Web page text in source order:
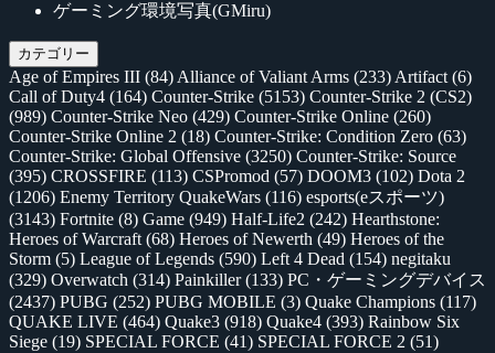
ゲーミング環境写真(GMiru)
カテゴリー
Age of Empires III (84) Alliance of Valiant Arms (233) Artifact (6)
Call of Duty4 (164) Counter-Strike (5153) Counter-Strike 2 (CS2)
(989) Counter-Strike Neo (429) Counter-Strike Online (260)
Counter-Strike Online 2 (18) Counter-Strike: Condition Zero (63)
Counter-Strike: Global Offensive (3250) Counter-Strike: Source
(395) CROSSFIRE (113) CSPromod (57) DOOM3 (102) Dota 2
(1206) Enemy Territory QuakeWars (116) esports(eスポーツ)
(3143) Fortnite (8) Game (949) Half-Life2 (242) Hearthstone:
Heroes of Warcraft (68) Heroes of Newerth (49) Heroes of the
Storm (5) League of Legends (590) Left 4 Dead (154) negitaku
(329) Overwatch (314) Painkiller(133) PC・ゲーミングデバイス
(2437) PUBG (252) PUBG MOBILE (3) Quake Champions (117)
QUAKE LIVE (464) Quake3 (918) Quake4 (393) Rainbow Six
Siege (19) SPECIAL FORCE (41) SPECIAL FORCE 2 (51)